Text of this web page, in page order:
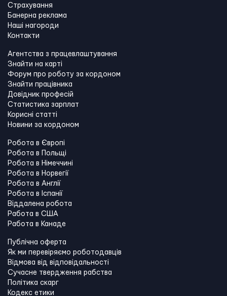
Страхування
Банерна реклама
Наші нагороди
Контакти
Агентства з працевлаштування
Знайти на карті
Форум про роботу за кордоном
Знайти працівника
Довідник професій
Статистика зарплат
Корисні статті
Новини за кордоном
Робота в Європі
Робота в Польщі
Робота в Німеччині
Робота в Норвегії
Робота в Англії
Робота в Іспанії
Віддалена робота
Работа в США
Работа в Канадe
Публічна оферта
Як ми перевіряємо роботодавців
Відмова від відповідальності
Сучасне твердження рабства
Політика скарг
Кодекс етики